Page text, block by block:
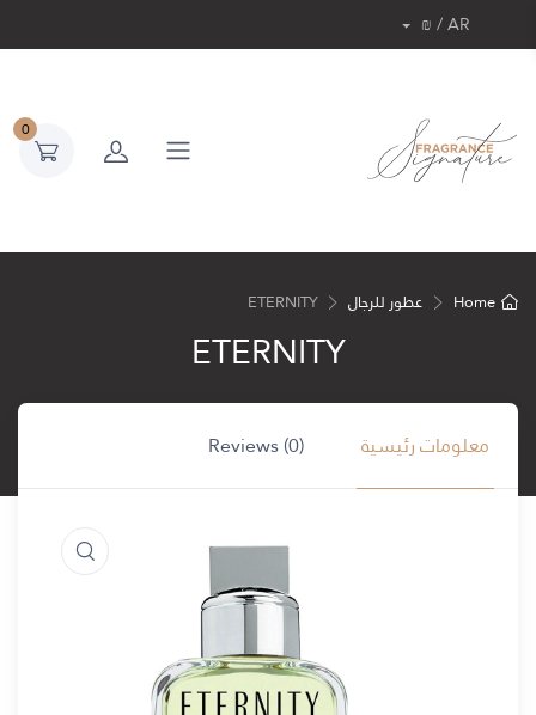
AR / ₪
0
Home عطور للرجال ETERNITY
ETERNITY
معلومات رئيسية Reviews (0)